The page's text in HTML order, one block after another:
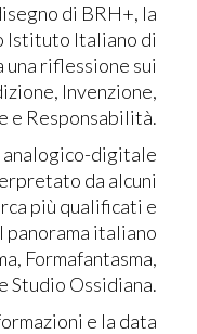
di BRH+, la
Istituto Italiano di
riflessione sui
Invenzione,
e Responsabilità.
digitale
da alcuni
più qualificati e
italiano
Formafantasma,
Studio Ossidiana.
e la data